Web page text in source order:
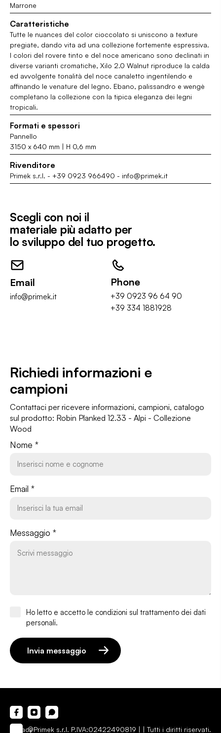
Marrone
Caratteristiche
Tutte le nuances del color cioccolato si uniscono a texture
pregiate, dando vita ad una collezione fortemente espressiva.
I colori del rovere tinto e del noce americano sono declinati in
diverse varianti cromatiche, Xilo 2.0 Walnut riproduce la calda
ed avvolgente tonalità del noce canaletto ingentilendo e
affinando le venature del legno. Ebano, palissandro e wengè
completano la collezione con la tipica eleganza dei legni
tropicali.
Formati e spessori
Pannello
3150 x 640 mm | H 0,6 mm
Rivenditore
Primek s.r.l. - +39 0923 966490 - info@primek.it
Scegli con noi il
materiale più adatto per
lo sviluppo del tuo progetto.
Email
info@primek.it
Phone
+39 0923 96 64 90
+39 334 1881928
Richiedi informazioni e
campioni
Contattaci per ricevere informazioni, campioni, catalogo
sul prodotto: Robin Planked 12.33 - Alpi - Collezione
Wood
Nome *
Email *
Messaggio *
Ho letto e accetto le condizioni sul trattamento dei dati
personali.
Invia messaggio
©Primek s.r.l. P.IVA:02422490819 |
Privacy | Tutti i diritti riservati.